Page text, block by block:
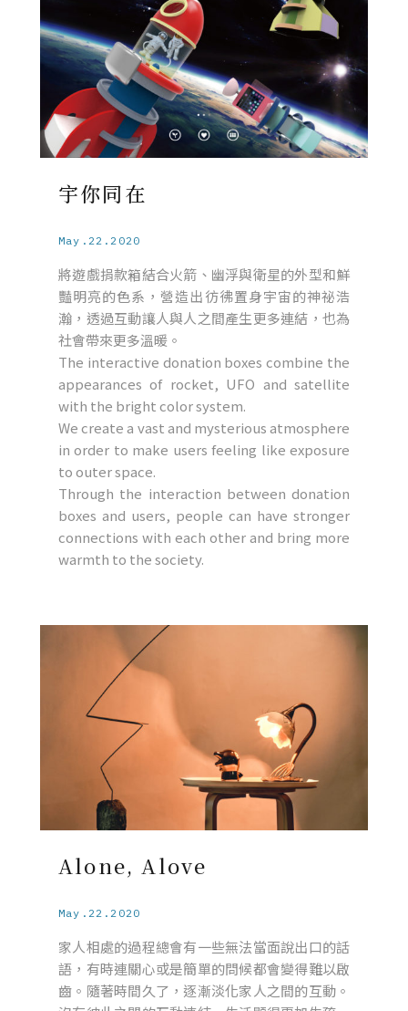
宇你同在
May.22.2020
將遊戲捐款箱結合火箭、幽浮與衛星的外型和鮮
豔明亮的色系，營造出彷彿置身宇宙的神祕浩
瀚，透過互動讓人與人之間產生更多連結，也為
社會帶來更多溫暖。
The interactive donation boxes combine the
appearances of rocket, UFO and satellite
with the bright color system.
We create a vast and mysterious atmosphere
in order to make users feeling like exposure
to outer space.
Through the interaction between donation
boxes and users, people can have stronger
connections with each other and bring more
warmth to the society.
Alone, Alove
May.22.2020
家人相處的過程總會有一些無法當面說出口的話
語，有時連關心或是簡單的問候都會變得難以啟
齒。隨著時間久了，逐漸淡化家人之間的互動。